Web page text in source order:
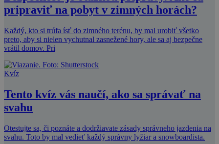
pripraviť na pobyt v zimných horách?
Každý, kto si trúfa ísť do zimného terénu, by mal urobiť všetko
preto, aby si nielen vychutnal zasnežené hory, ale sa aj bezpečne
vrátil domov. Pri
Kvíz
Tento kvíz vás naučí, ako sa správať na
svahu
Otestujte sa, či poznáte a dodržiavate zásady správneho jazdenia na
svahu. Toto by mal vedieť každý správny lyžiar a snowboardista.